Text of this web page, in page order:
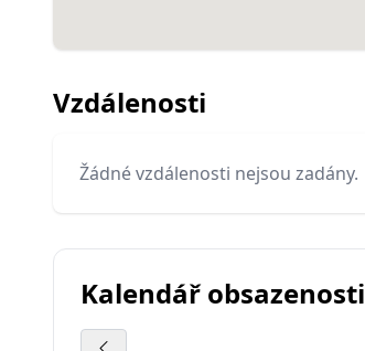
Vzdálenosti
Žádné vzdálenosti nejsou zadány.
Kalendář obsazenosti